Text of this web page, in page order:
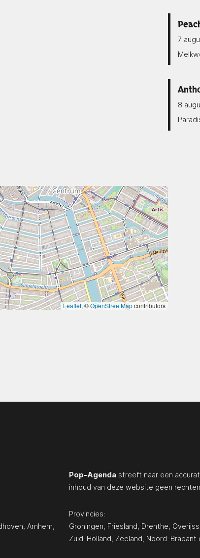
Leaflet, ©OpenStreetMapcontributors
7
8
Pop-Agenda streeft naar een
inhoud van deze website geen
Arnhem
Provincies:
Groningen Friesland Drenthe
Zuid-Holland Zeeland Noord-Brabant